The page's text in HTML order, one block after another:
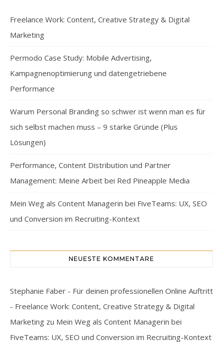
Freelance Work: Content, Creative Strategy & Digital
Marketing
Permodo Case Study: Mobile Advertising,
Kampagnenoptimierung und datengetriebene
Performance
Warum Personal Branding so schwer ist wenn man es für
sich selbst machen muss – 9 starke Gründe (Plus
Lösungen)
Performance, Content Distribution und Partner
Management: Meine Arbeit bei Red Pineapple Media
Mein Weg als Content Managerin bei FiveTeams: UX, SEO
und Conversion im Recruiting-Kontext
NEUESTE KOMMENTARE
Stephanie Faber - Für deinen professionellen Online Auftritt
- Freelance Work: Content, Creative Strategy & Digital
Marketing zu Mein Weg als Content Managerin bei
FiveTeams: UX, SEO und Conversion im Recruiting-Kontext